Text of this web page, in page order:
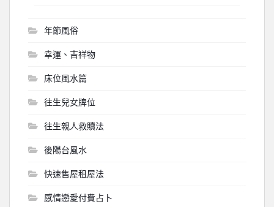
年節風俗
幸運、吉祥物
床位風水篇
往生兒女牌位
往生親人救贖法
後陽台風水
快速售屋租屋法
感情戀愛付費占卜